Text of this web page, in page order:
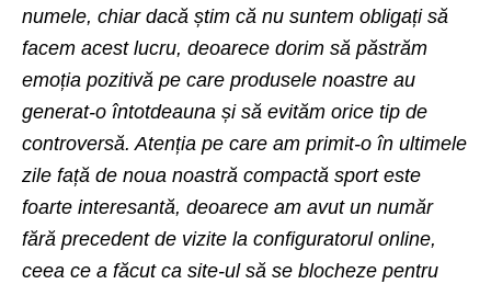
numele, chiar dacă știm că nu suntem obligați să
facem acest lucru, deoarece dorim să păstrăm
emoția pozitivă pe care produsele noastre au
generat-o întotdeauna și să evităm orice tip de
controversă. Atenția pe care am primit-o în ultimele
zile față de noua noastră compactă sport este
foarte interesantă, deoarece am avut un număr
fără precedent de vizite la configuratorul online,
ceea ce a făcut ca site-ul să se blocheze pentru